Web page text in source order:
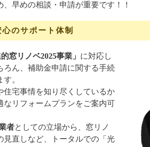
早めの相談・申請が重要です！！
のサポート体制
的窓リノベ2025事業」 に対応し
ろん、補助金申請に関する手続
。
住宅事情を知り尽くしているか
なリフォームプランをご案内可
者としての立場から、窓リノ
見直しなど、トータルでの「光